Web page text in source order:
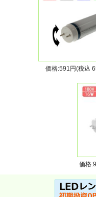
価格:591円(税込
価格